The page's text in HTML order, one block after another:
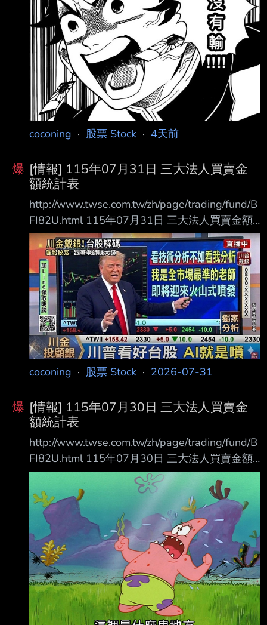
====
coconing · 股票 Stock · 4天前
爆 [情報] 115年07月31日 三大法人買賣金
額統計表
http://www.twse.com.tw/zh/page/trading/fund/B
FI82U.html 115年07月31日 三大法人買賣金額
統計表 單位名稱 買進金額(億元) 賣出金額(億元)
買賣差額(億元) 自營商(自行買賣) 115.75 58.34
+57.40 自營商(避險) 453.30 673.30 投 信
372.81 38.99 +333.82 外資及陸資 3807.35
3131.81 +675.53 外資自營商 0 0 0
=========================
coconing · 股票 Stock · 2026-07-31
爆 [情報] 115年07月30日 三大法人買賣金
額統計表
http://www.twse.com.tw/zh/page/trading/fund/B
FI82U.html 115年07月30日 三大法人買賣金額
統計表 單位名稱 買進金額(億元) 賣出金額(億元)
買賣差額(億元) 自營商(自行買賣) 115.97
121.01 自營商(避險) 426.73 573.95 投 信
235.93 109.28 +126.64 外資及陸資 4841.93
5325.05 外資自營商 0 0 0
===================================
===